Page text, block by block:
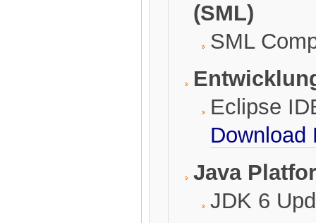
(SML)
SML
Eclipse
Download
Java
JDK 6